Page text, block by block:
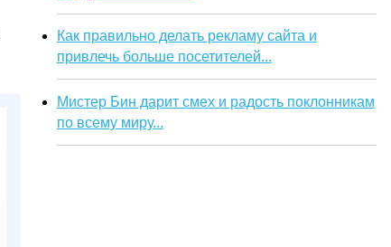
Как правильно делать рекламу сайта и
привлечь больше посетителей...
Мистер Бин дарит смех и радость поклонникам
по всему миру...